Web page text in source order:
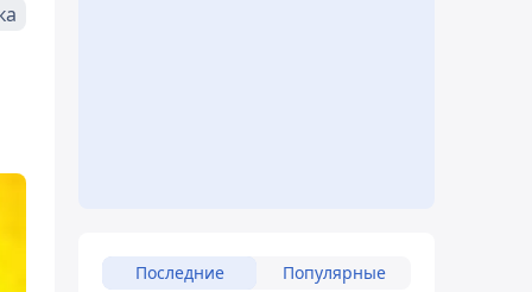
Последние Популярные